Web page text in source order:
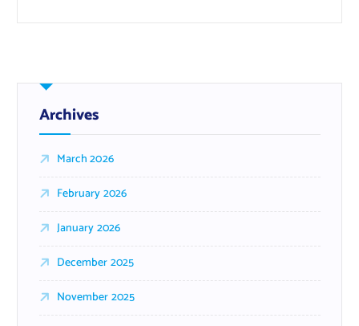
Archives
March 2026
February 2026
January 2026
December 2025
November 2025